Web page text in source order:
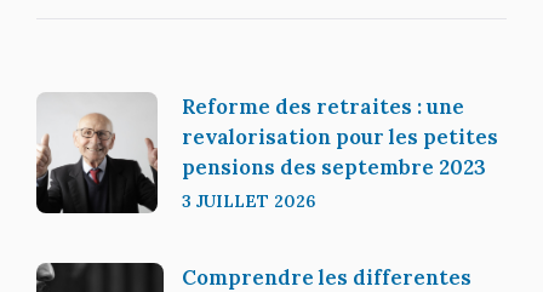
Reforme des retraites : une
revalorisation pour les petites
pensions des septembre 2023
3 JUILLET 2026
Comprendre les differentes